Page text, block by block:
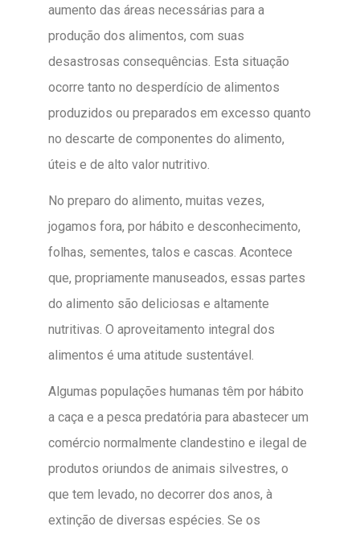
aumento das áreas necessárias para a
produção dos alimentos, com suas
desastrosas consequências. Esta situação
ocorre tanto no desperdício de alimentos
produzidos ou preparados em excesso quanto
no descarte de componentes do alimento,
úteis e de alto valor nutritivo.
No preparo do alimento, muitas vezes,
jogamos fora, por hábito e desconhecimento,
folhas, sementes, talos e cascas. Acontece
que, propriamente manuseados, essas partes
do alimento são deliciosas e altamente
nutritivas. O aproveitamento integral dos
alimentos é uma atitude sustentável.
Algumas populações humanas têm por hábito
a caça e a pesca predatória para abastecer um
comércio normalmente clandestino e ilegal de
produtos oriundos de animais silvestres, o
que tem levado, no decorrer dos anos, à
extinção de diversas espécies. Se os